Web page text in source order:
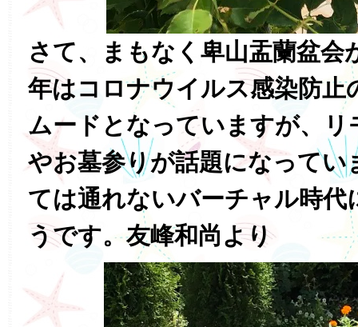
さて、まもなく卑山盂蘭盆会
年はコロナウイルス感染防止
ムードとなっていますが、リ
やお墓参りが話題になってい
ては通れないバーチャル時代
うです。友峰和尚より